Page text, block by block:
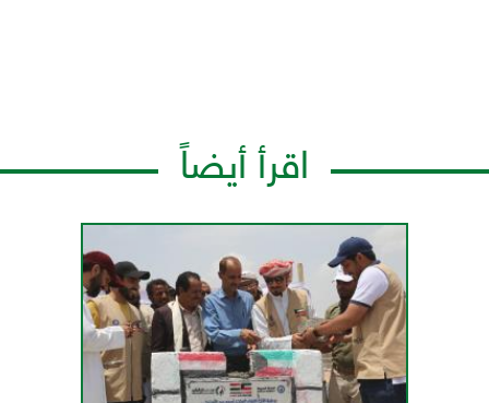
اقرأ أيضاً